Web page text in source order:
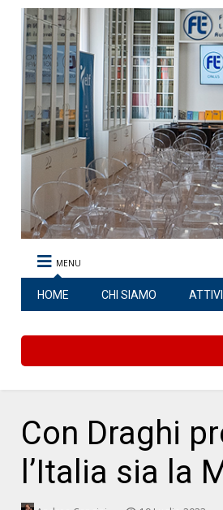
MENU
HOME CHI SIAMO
Con Draghi
l’Italia sia la